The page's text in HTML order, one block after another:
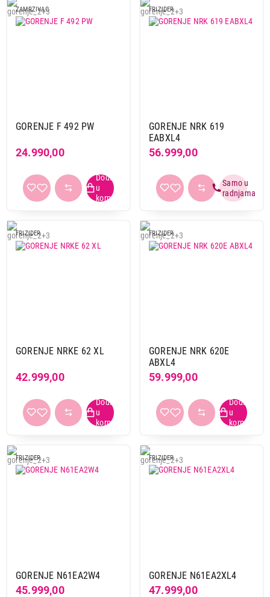
ZAMRZIVAC
GORENJE F 492 PW
24.990,00
FRIZIDER
GORENJE NRK 619
EABXL4
56.999,00
FRIZIDER
GORENJE NRKE 62 XL
42.999,00
FRIZIDER
GORENJE NRK 620E
ABXL4
59.999,00
FRIZIDER
GORENJE N61EA2W4
45.999,00
FRIZIDER
GORENJE N61EA2XL4
47.999,00